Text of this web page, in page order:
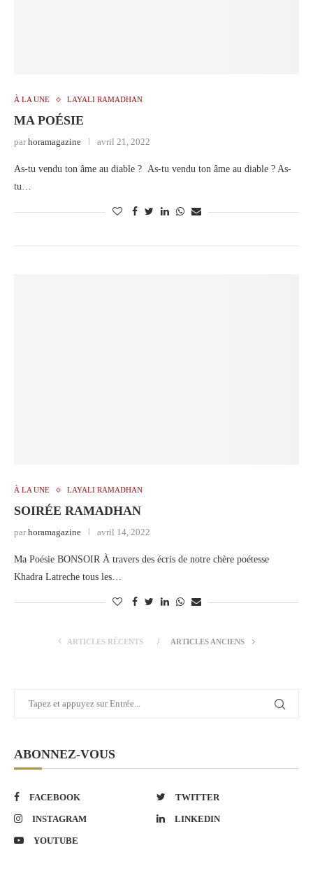
À LA UNE LAYALI RAMADHAN
MA POÉSIE
parhoramagazine avril 21, 2022
As-tu vendu ton âme au diable ? As-tu vendu ton âme au diable ? As-
tu…
À LA UNE LAYALI RAMADHAN
SOIRÉE RAMADHAN
parhoramagazine avril 14, 2022
Ma Poésie BONSOIR À travers des écris de notre chère poétesse
Khadra Latreche tous les…
ARTICLES RÉCENTS ARTICLES ANCIENS
ABONNEZ-VOUS
FACEBOOK TWITTER
INSTAGRAM LINKEDIN
YOUTUBE